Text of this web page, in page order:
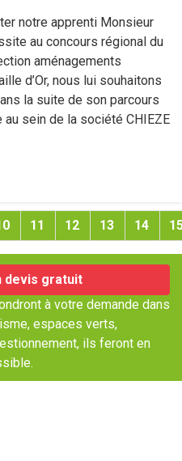
notre apprenti Monsieur
au concours régional du
aménagements
d’Or, nous lui souhaitons
la suite de son parcours
sein de la société CHIEZE
11 12 13 14
devis gratuit
à votre demande dans
espaces verts,
ils feront en